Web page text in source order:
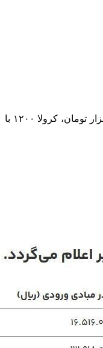
به گزارش شاخص360، مهدی تقدسی افزود: خودرو H5 بهمن موتور با قیمت ۲ میلیارد و ۲۹۱ میلیون و ۸۰۰ هزار تومان، T77 بهمن موتور با قیمت یک میلیارد و ۶۵۱ میلیون و ۶۰۰ هزار تومان، کرولا ۱۲۰۰ با